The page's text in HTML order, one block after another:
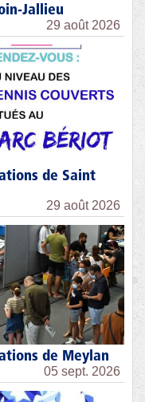
Jallieu
29 août 2026
de Saint
29 août 2026
de Meylan
05 sept. 2026